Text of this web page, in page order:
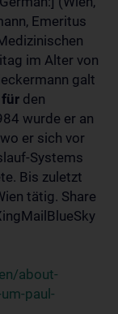
Emeritus
im Alter von
galt
für den
wurde er an
er sich vor
Systems
Bis zuletzt
tätig. Share
about-
paul-